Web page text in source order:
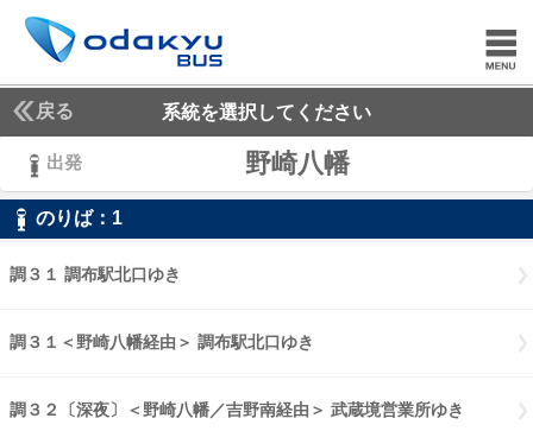
戻る 系統を選択してください
出発 野崎八幡
のりば： 1
1
調３１ 調布駅北口ゆき
調３１＜野崎八幡経由＞ 調布駅北口ゆき
調３２〔深夜〕＜野崎八幡／吉野南経由＞ 武蔵境営業所ゆき